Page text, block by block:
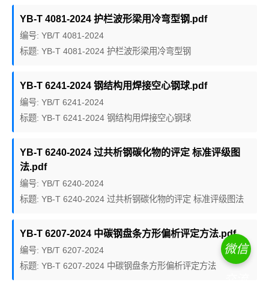
YB-T 4081-2024 护栏波形梁用冷弯型钢.pdf
编号: YB/T 4081-2024
标题: YB-T 4081-2024 护栏波形梁用冷弯型钢
YB-T 6241-2024 钢结构用焊接空心钢球.pdf
编号: YB/T 6241-2024
标题: YB-T 6241-2024 钢结构用焊接空心钢球
YB-T 6240-2024 过共析钢碳化物的评定 标准评级图
法.pdf
编号: YB/T 6240-2024
标题: YB-T 6240-2024 过共析钢碳化物的评定 标准评级图法
YB-T 6207-2024 中碳钢盘条方形偏析评定方法.pdf
编号: YB/T 6207-2024
标题: YB-T 6207-2024 中碳钢盘条方形偏析评定方法
微信